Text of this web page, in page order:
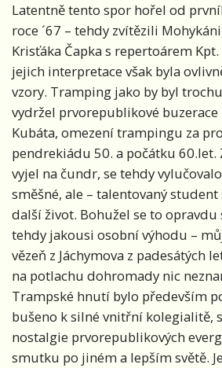
Latentně tento spor hořel od
roce ´67 – tehdy zvítězili
Krisťáka Čapka s repertoárem
jejich interpretace však byla
vzory. Tramping jako by byl
vydržel prvorepublikové
Kubáta, omezení trampingu za
pendrekiádu 50. a počátku 60.let.
vyjel na čundr, se tehdy
směšné, ale – talentovaný
další život. Bohužel se to opravdu
tehdy jakousi osobní výhodu –
vězeň z Jáchymova z padesátých
na potlachu dohromady nic
Trampské hnutí bylo především
bušeno k silné vnitřní kolegialitě,
nostalgie prvorepublikových
smutku po jiném a lepším světě.